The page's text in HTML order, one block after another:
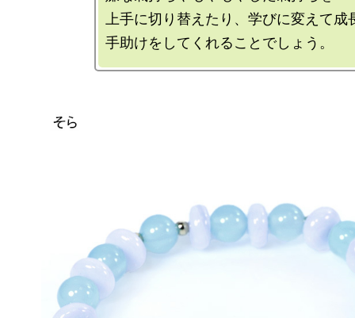
上手に切り替えたり、学びに変えて成